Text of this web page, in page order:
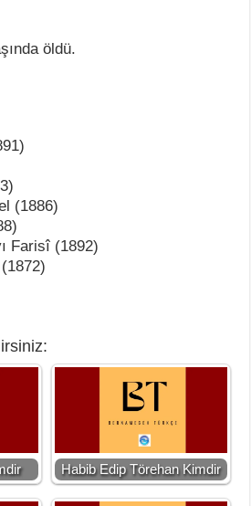
öldü.
(1886)
Farisî (1892)
(1872)
Habib Edip Törehan Kimdir